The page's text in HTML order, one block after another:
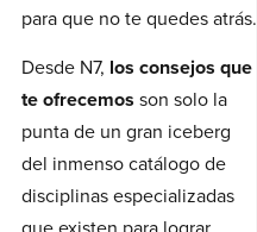
para que no te quedes atrás.
Desde N7, los consejos que
te ofrecemos son solo la
punta de un gran iceberg
del inmenso catálogo de
disciplinas especializadas